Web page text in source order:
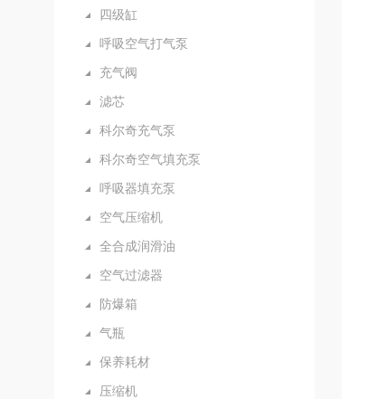
四级缸
呼吸空气打气泵
充气阀
滤芯
科尔奇充气泵
科尔奇空气填充泵
呼吸器填充泵
空气压缩机
全合成润滑油
空气过滤器
防爆箱
气瓶
保养耗材
压缩机